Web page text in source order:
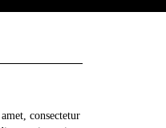
consectetur